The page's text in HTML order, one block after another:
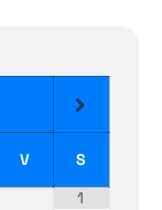
V
S
1